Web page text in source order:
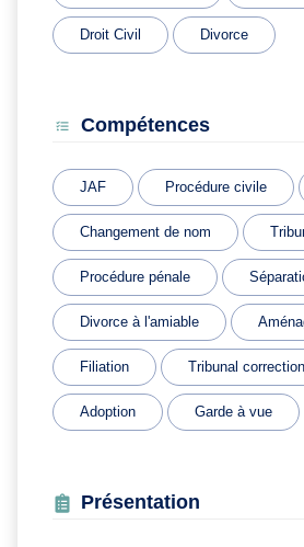
Droit Civil Divorce
Compétences
JAF Procédure civile
Changement de nom
Procédure pénale
Divorce à l'amiable
Filiation Tribunal
Adoption Garde à vue
Présentation